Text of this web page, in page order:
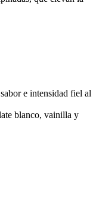
e intensidad fiel al
blanco, vainilla y